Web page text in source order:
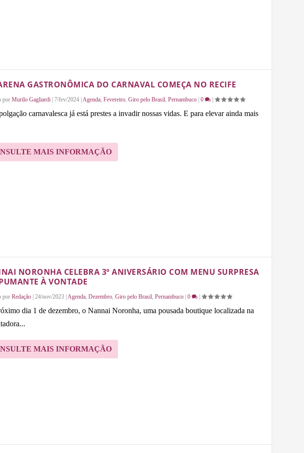
GASTRONÔMICA DO CARNAVAL COMEÇA NO RECIFE
por Murilo Gagliardi 7/fev/2024 Agenda, Fevereiro, Giro pelo Brasil, Pernambuco 0
carnavalesca já está prestes a invadir nossas vidas. E para elevar ainda mais
MAIS INFORMAÇÃO
NORONHA CELEBRA 3º ANIVERSÁRIO COM MENU SURPRESA
À VONTADE
por Redação 24/nov/2023 Agenda, Dezembro, Giro pelo Brasil, Pernambuco 0
dia 1 de dezembro, o Nannai Noronha, uma pousada boutique localizada na
MAIS INFORMAÇÃO